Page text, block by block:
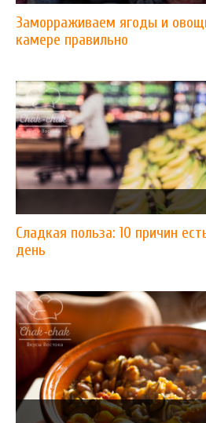
Заморраживаем ягоды и
камере правильно
Сладкая польза: 10 причин
день